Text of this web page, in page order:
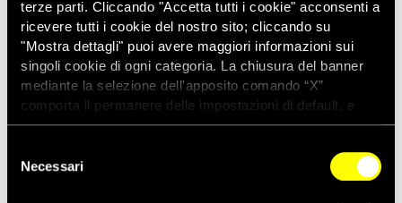
terze parti. Cliccando "Accetta tutti i cookie" acconsenti a
ricevere tutti i cookie del nostro sito; cliccando su
"Mostra dettagli" puoi avere maggiori informazioni sui
singoli cookie di ogni categoria. La chiusura del banner
mediante la selezione dell'apposito comando “X”
comporta il permanere delle impostazioni di default, e
dunque la continuazione della navigazione con i cookie
dei cookie attivi sul sito clicca
delNecessari